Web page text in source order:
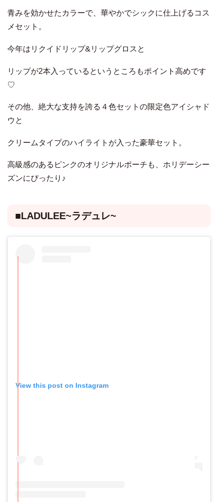
青みを効かせたカラーで、華やかでシックに仕上げるコス
メセット。
今年はリクイドリップ&リップグロスと
リップが2本入っているというところもポイント高めです
♡
その他、絶大な支持を誇る４色セットの限定色アイシャド
ウと
クリームタイプのハイライトが入った豪華セット。
高級感のあるピンクのオリジナルポーチも、ホリデーシー
ズンにぴったり♪
■LADULEE~ラデュレ~
View this post on Instagram